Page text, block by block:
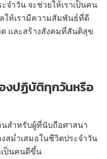
จำวัน จะช่วยให้เราเป็นคน
ให้เรามีความสัมพันธ์ที่ดี
และสร้างสังคมที่สันติสุข
งปฏิบัติทุกวันหรือ
สำหรับผู้ที่นับถือศาสนา
สม่ำเสมอในชีวิตประจำวัน
เป็นคนดีขึ้น